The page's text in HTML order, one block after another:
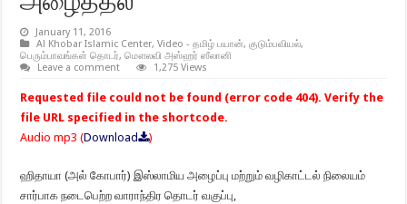
January 11, 2016
Al Khobar Islamic Center,Video - தமிழ் பயான்,குடும்பவியல்,
பெரும்பாவங்கள் தொடர்,மௌலவி அஸ்ஹர் ஸீலானி
Leave a comment
1,275 Views
Requested file could not be found (error code 404). Verify the
file URL specified in the shortcode.
Audio mp3 (Download )
ஹிதாயா (அல் கோபார்) இஸ்லாமிய அழைப்பு மற்றும் வழிகாட்டல் நிலையம்
சார்பாக நடைபெற்ற வாராந்திர தொடர் வகுப்பு,